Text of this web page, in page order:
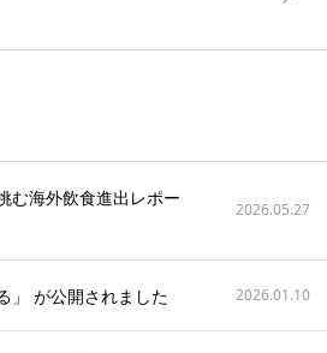
む海外飲食進出レポー
2026.05.27
」 が公開されました 2026.01.10